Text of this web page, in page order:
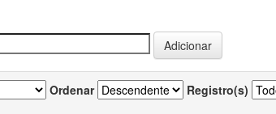
Ordenar Registro(s)